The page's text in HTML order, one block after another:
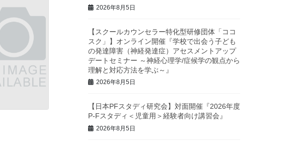
2026年8月5日
【スクールカウンセラー特化型研修団体「ココ
スク」】オンライン開催『学校で出会う子ども
の発達障害（神経発達症）アセスメントアップ
デートセミナー ～神経心理学/症候学の観点から
理解と対応方法を学ぶ～』
2026年8月5日
【日本PFスタディ研究会】対面開催『2026年度
P-Fスタディ＜児童用＞経験者向け講習会』
2026年8月5日